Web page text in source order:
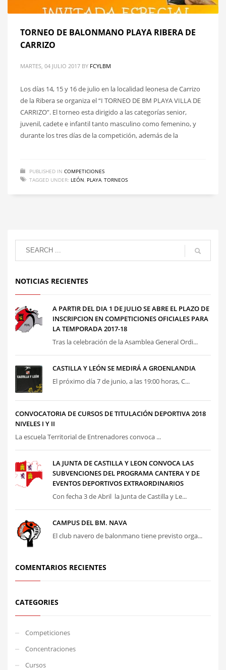
TORNEO DE BALONMANO PLAYA RIBERA DE
CARRIZO
MARTES, 04 JULIO 2017 BY FCYLBM
Los días 14, 15 y 16 de julio en la localidad leonesa de Carrizo
de la Ribera se organiza el “I TORNEO DE BM PLAYA VILLA DE
CARRIZO”. El torneo esta dirigido a las categorías senior,
juvenil, cadete e infantil tanto masculino como femenino, y
durante los tres días de la competición, además de la
PUBLISHED IN COMPETICIONES
TAGGED UNDER: LEÓN PLAYA TORNEOS
NOTICIAS RECIENTES
A PARTIR DEL DIA 1 DE JULIO SE ABRE EL PLAZO DE
INSCRIPCION EN COMPETICIONES OFICIALES PARA
LA TEMPORADA 2017-18
Tras la celebración de la Asamblea General Ordi...
CASTILLA Y LEÓN SE MEDIRÁ A GROENLANDIA
El próximo día 7 de junio, a las 19:00 horas, C...
CONVOCATORIA DE CURSOS DE TITULACIÓN DEPORTIVA 2018
NIVELES I Y II
La escuela Territorial de Entrenadores convoca ...
LA JUNTA DE CASTILLA Y LEON CONVOCA LAS
SUBVENCIONES DEL PROGRAMA CANTERA Y DE
EVENTOS DEPORTIVOS EXTRAORDINARIOS
Con fecha 3 de Abril la Junta de Castilla y Le...
CAMPUS DEL BM. NAVA
El club navero de balonmano tiene previsto orga...
COMENTARIOS RECIENTES
CATEGORIES
Competiciones
Concentraciones
Cursos